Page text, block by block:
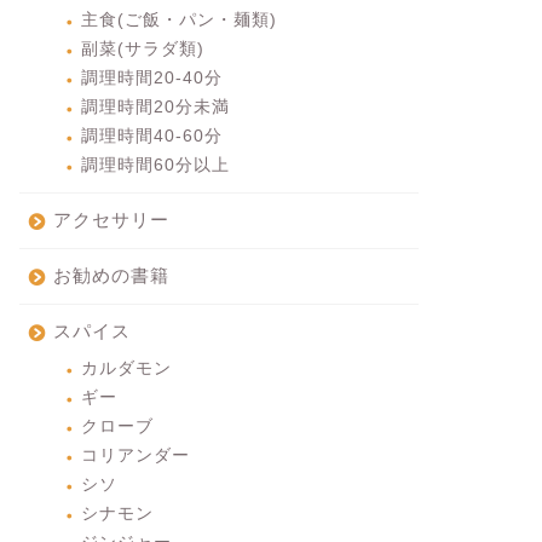
主食(ご飯・パン・麺類)
副菜(サラダ類)
調理時間20-40分
調理時間20分未満
調理時間40-60分
調理時間60分以上
アクセサリー
お勧めの書籍
スパイス
カルダモン
ギー
クローブ
コリアンダー
シソ
シナモン